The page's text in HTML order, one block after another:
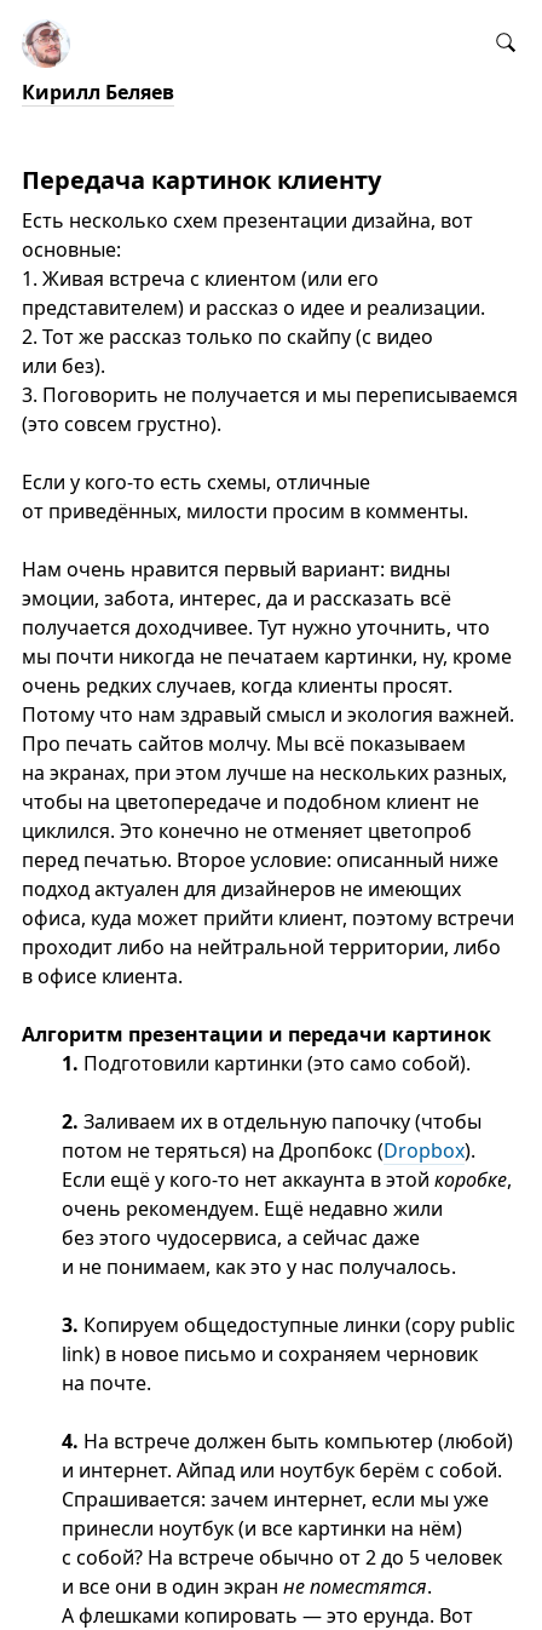
Кирилл Беляев
Передача картинок клиенту
Есть несколько схем презентации дизайна, вот
основные:
1. Живая встреча с клиентом (или его
представителем) и рассказ о идее и реализации.
2. Тот же рассказ только по скайпу (с видео
или без).
3. Поговорить не получается и мы переписываемся
(это совсем грустно).
Если у кого-то есть схемы, отличные
от приведённых, милости просим в комменты.
Нам очень нравится первый вариант: видны
эмоции, забота, интерес, да и рассказать всё
получается доходчивее. Тут нужно уточнить, что
мы почти никогда не печатаем картинки, ну, кроме
очень редких случаев, когда клиенты просят.
Потому что нам здравый смысл и экология важней.
Про печать сайтов молчу. Мы всё показываем
на экранах, при этом лучше на нескольких разных,
чтобы на цветопередаче и подобном клиент не
циклился. Это конечно не отменяет цветопроб
перед печатью. Второе условие: описанный ниже
подход актуален для дизайнеров не имеющих
офиса, куда может прийти клиент, поэтому встречи
проходит либо на нейтральной территории, либо
в офисе клиента.
Алгоритм презентации и передачи картинок
1. Подготовили картинки (это само собой).
2. Заливаем их в отдельную папочку (чтобы
потом не теряться) на Дропбокс (Dropbox).
Если ещё у кого-то нет аккаунта в этой коробке,
очень рекомендуем. Ещё недавно жили
без этого чудосервиса, а сейчас даже
и не понимаем, как это у нас получалось.
3. Копируем общедоступные линки (copy public
link) в новое письмо и сохраняем черновик
на почте.
4. На встрече должен быть компьютер (любой)
и интернет. Айпад или ноутбук берём с собой.
Спрашивается: зачем интернет, если мы уже
принесли ноутбук (и все картинки на нём)
с собой? На встрече обычно от 2 до 5 человек
и все они в один экран не поместятся.
А флешками копировать — это ерунда. Вот